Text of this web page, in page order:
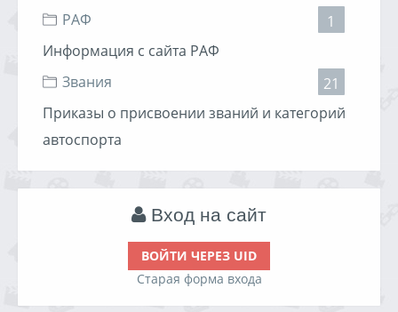
РАФ
1
Информация с сайта РАФ
Звания
21
Приказы о присвоении званий и категорий
автоспорта
Вход на сайт
ВОЙТИ ЧЕРЕЗ UID
Старая форма входа